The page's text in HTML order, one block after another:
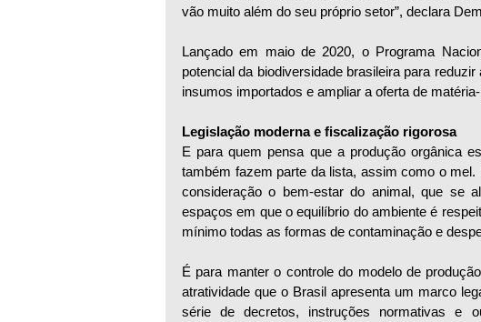
vão muito além do seu próprio setor”, declara
Lançado em maio de 2020, o Programa
potencial da biodiversidade brasileira para
insumos importados e ampliar a oferta de
Legislação moderna e fiscalização rigorosa
E para quem pensa que a produção orgânica
também fazem parte da lista, assim como o
consideração o bem-estar do animal, que se
espaços em que o equilíbrio do ambiente é
mínimo todas as formas de contaminação e
É para manter o controle do modelo de
atratividade que o Brasil apresenta um marco
série de decretos, instruções normativas e